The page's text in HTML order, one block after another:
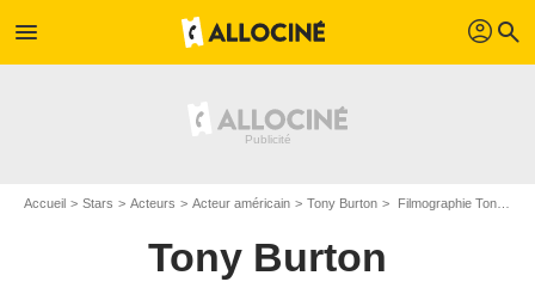
menu profil search
Accueil Stars Acteurs Acteur américain Tony Burton Filmographie Tony Burton
Tony Burton